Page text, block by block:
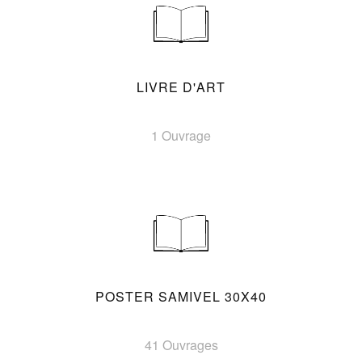
LIVRE D'ART
1 Ouvrage
POSTER SAMIVEL 30X40
41 Ouvrages